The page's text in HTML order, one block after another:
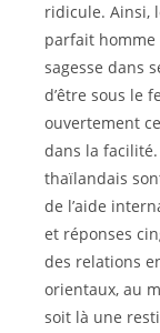
ridicule. Ainsi,
parfait
sagesse dans
d’être sous le
ouvertement
dans la
thaïlandais
de l’aide
et réponses
des relations
orientaux, au
soit là une